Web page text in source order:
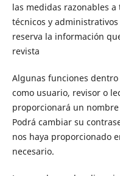
las medidas razonables
técnicos y
reserva la información
revista
Algunas funciones
como usuario, revisor o
proporcionará un
Podrá cambiar su
nos haya proporcionado
necesario.